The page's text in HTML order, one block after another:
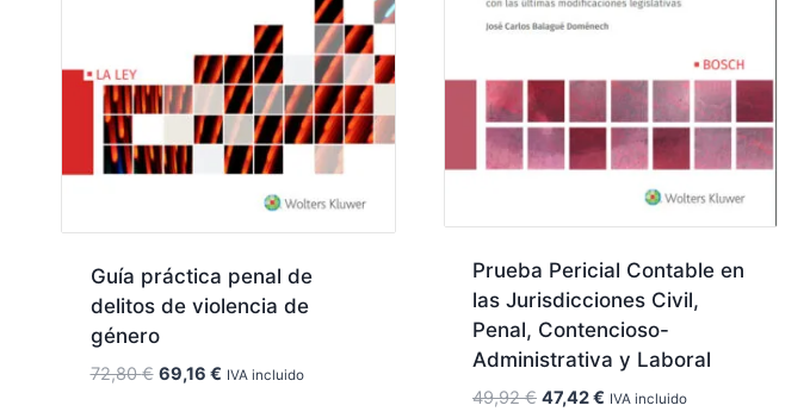
Guía práctica penal de
delitos de violencia de
género
72,80€ El
69,16 €ElIVA incluido
Prueba Pericial Contable en
las Jurisdicciones Civil,
Penal, Contencioso-
Administrativa y Laboral
49,92€ El
47,42€ El
IVA incluido